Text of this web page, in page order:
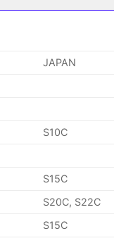
JAPAN
S10C
S15C
S20C, S22C
S15C